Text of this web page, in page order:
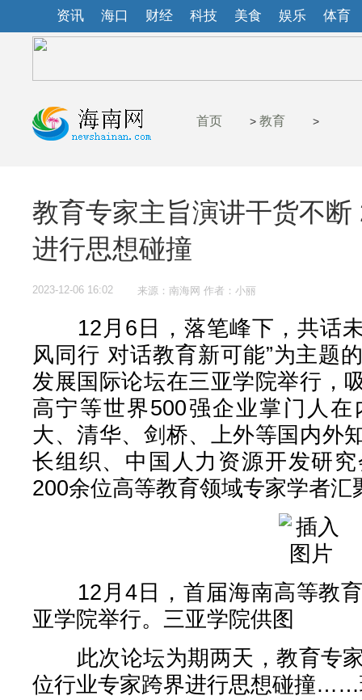
资讯 海口 财经 科技 美食 娱乐 体育
首页 > 教育 >
教育专家主旨演讲干货不
进行思想碰撞
2023-12-06 16:02 来源：南海网 作者：小丽
12月6日，落笔峰下，共话未
风同行 对话教育新可能”为主题
发展国际论坛在三亚学院举行，
高宁等世界500强企业掌门人
大、清华、剑桥、上外等国内外
长组织、中国人力资源开发研
200余位高等教育领域专家学者汇
12月4日，首届海南高等教育
亚学院举行。三亚学院供图
此次论坛为期两天，教育专家
位行业专家跨界进行思想碰撞……